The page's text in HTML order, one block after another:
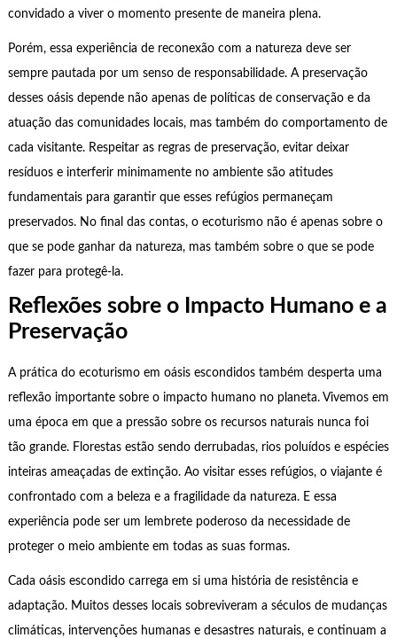
convidado a viver o momento presente de maneira plena.
Porém, essa experiência de reconexão com a natureza deve ser
sempre pautada por um senso de responsabilidade. A preservação
desses oásis depende não apenas de políticas de conservação e da
atuação das comunidades locais, mas também do comportamento de
cada visitante. Respeitar as regras de preservação, evitar deixar
resíduos e interferir minimamente no ambiente são atitudes
fundamentais para garantir que esses refúgios permaneçam
preservados. No final das contas, o ecoturismo não é apenas sobre o
que se pode ganhar da natureza, mas também sobre o que se pode
fazer para protegê-la.
Reflexões sobre o Impacto Humano e a
Preservação
A prática do ecoturismo em oásis escondidos também desperta uma
reflexão importante sobre o impacto humano no planeta. Vivemos em
uma época em que a pressão sobre os recursos naturais nunca foi
tão grande. Florestas estão sendo derrubadas, rios poluídos e espécies
inteiras ameaçadas de extinção. Ao visitar esses refúgios, o viajante é
confrontado com a beleza e a fragilidade da natureza. E essa
experiência pode ser um lembrete poderoso da necessidade de
proteger o meio ambiente em todas as suas formas.
Cada oásis escondido carrega em si uma história de resistência e
adaptação. Muitos desses locais sobreviveram a séculos de mudanças
climáticas, intervenções humanas e desastres naturais, e continuam a